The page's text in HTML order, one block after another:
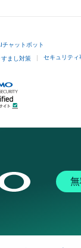
ャットボット
すまし対策 セキュリティ